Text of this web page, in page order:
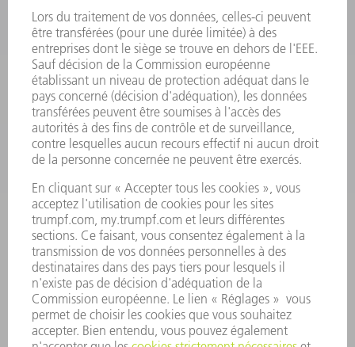
OUTILS ÉLECTRIQUES
SMART FACTORY
LOGICIEL
SERVICES
APPLICATIONS
SECTEURS D'ACTIVITÉ
ENTREPRISE
CARRIÈRE
OFFRES
PROFIL DE L'ENTREPRISE
CONSEIL D'ADMINISTRATION
RAPPORT ANNUEL
PRINCIPES FONDAMENTAUX DE L'ENTREPRISE
CONFORMITÉ
SYSTÈME D'ALERTE
SÉCURITÉ
COMMUNIQUÉS DE PRESSE
MAGAZINE
DURABILITÉ
ENVIRONNEMENT ET CLIMAT
SOCIAL ET SOCIÉTÉ
GESTION D'ENTREPRISE